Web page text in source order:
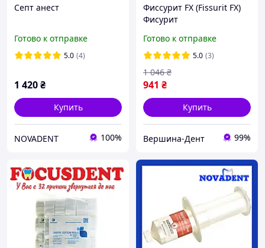
Септ анест
Готово к отправке
5.0 (4)
1 420₴
Купить
NOVADENT 100%
Фиссурит FX (Fissurit FX)
Фисурит
высоко наполненный
герметик с фтором 2,5 г
Voco
Готово к отправке
5.0 (3)
941 ₴
1 046 ₴
Купить
Вершина-Дент 99%